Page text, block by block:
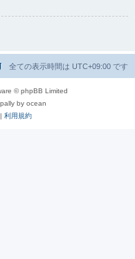
全ての表示時間は UTC+09:00 です
© phpBB Limited
by ocean
| 利用規約